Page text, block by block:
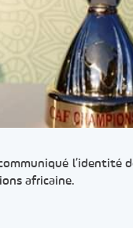
l’identité
africaine.